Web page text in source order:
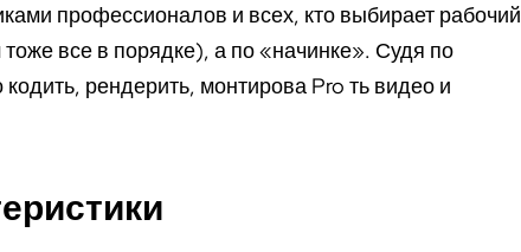
профессионалов и всех, кто выбирает рабочий
все в порядке), а по «начинке». Судя по
рендерить, монтирова Pro ть видео и